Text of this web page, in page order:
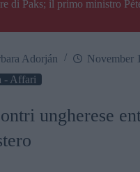
di Paks; il primo ministro
Adorján
November
- Affari
ungherese